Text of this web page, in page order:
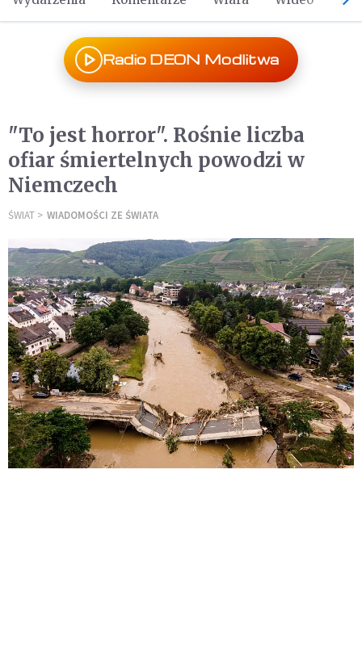
Radio DEON Modlitwa
"To jest horror". Rośnie liczba
ofiar śmiertelnych powodzi w
Niemczech
ŚWIAT WIADOMOŚCI ZE ŚWIATA